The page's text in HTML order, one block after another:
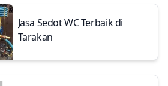
Jasa Sedot WC Terbaik di
Tarakan